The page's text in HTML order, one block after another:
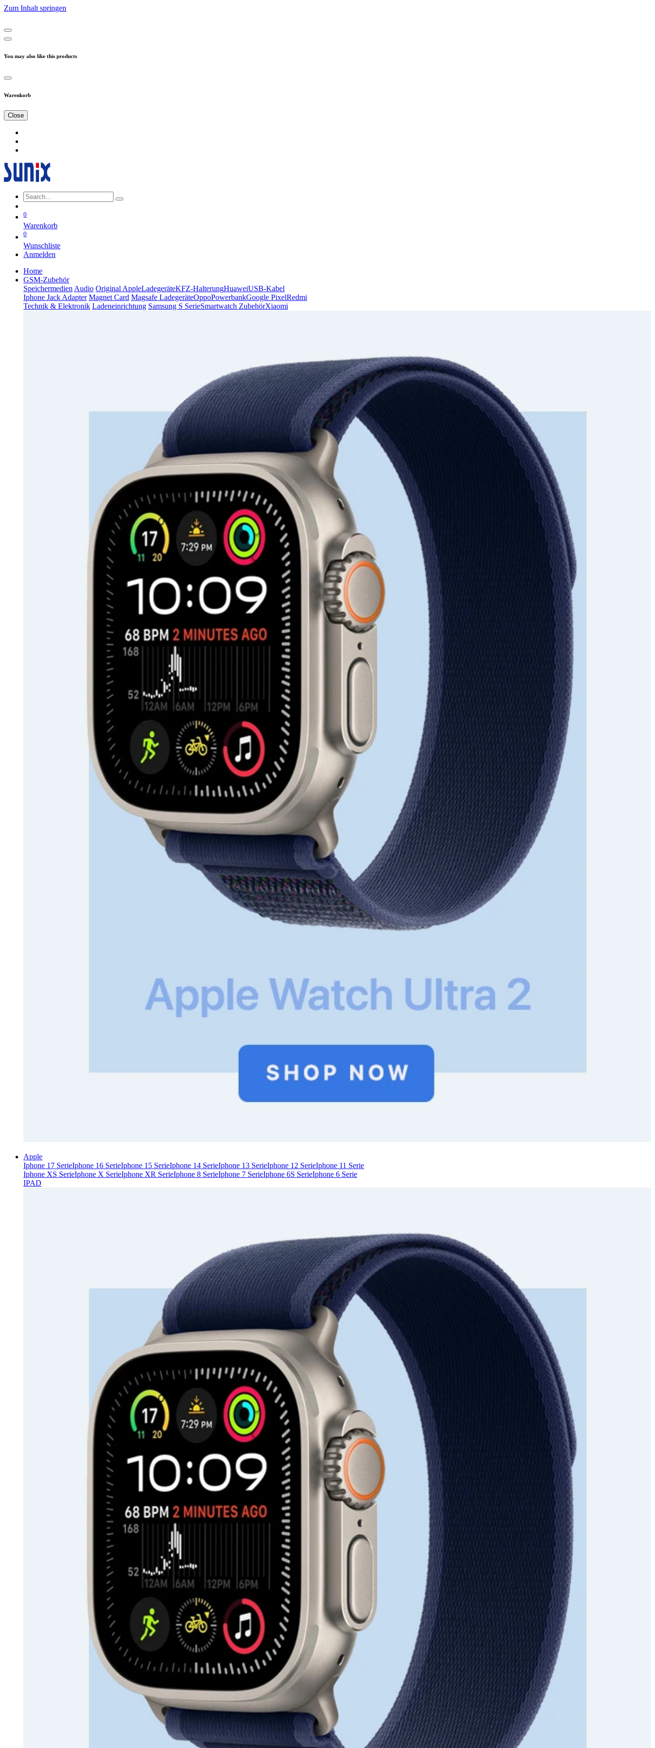
Zum Inhalt springen
You may also like this products
Warenkorb
Close
0
Warenkorb
0
Wunschliste
Anmelden
Home
GSM-Zubehör
Speichermedien Audio Original AppleLadegeräteKFZ-HalterungHuaweiUSB-Kabel
Iphone Jack Adapter Magnet Card Magsafe LadegeräteOppoPowerbankGoogle PixelRedmi
Technik & Elektronik Ladeneinrichtung Samsung S SerieSmartwatch ZubehörXiaomi
Apple
Iphone 17 SerieIphone 16 SerieIphone 15 SerieIphone 14 SerieIphone 13 SerieIphone 12 SerieIphone 11 Serie
Iphone XS SerieIphone X SerieIphone XR SerieIphone 8 SerieIphone 7 SerieIphone 6S SerieIphone 6 Serie
IPAD